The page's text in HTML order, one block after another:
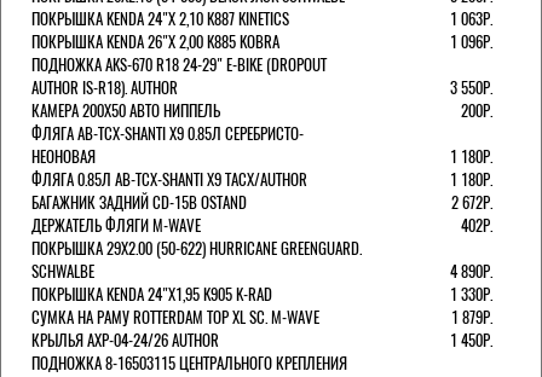
ПОКРЫШКА KENDA 24"Х 2,10 K887 KINETICS
1 063Р.
ПОКРЫШКА KENDA 26"Х 2,00 K885 KOBRA
1 096Р.
ПОДНОЖКА AKS-670 R18 24-29" E-BIKE (DROPOUT
AUTHOR IS-R18). AUTHOR
3 550Р.
КАМЕРА 200Х50 АВТО НИППЕЛЬ
200Р.
ФЛЯГА AB-TCX-SHANTI X9 0.85Л СЕРЕБРИСТО-
НЕОНОВАЯ
1 180Р.
ФЛЯГА 0.85Л AB-TCX-SHANTI X9 TACX/AUTHOR
1 180Р.
БАГАЖНИК ЗАДНИЙ CD-15B OSTAND
2 672Р.
ДЕРЖАТЕЛЬ ФЛЯГИ M-WAVE
402Р.
ПОКРЫШКА 29X2.00 (50-622) HURRICANE GREENGUARD.
SCHWALBE
4 890Р.
ПОКРЫШКА KENDA 24"Х1,95 K905 K-RAD
1 330Р.
СУМКА НА РАМУ ROTTERDAM TOP XL SC. M-WAVE
1 879Р.
КРЫЛЬЯ AXP-04-24/26 AUTHOR
1 450Р.
ПОДНОЖКА 8-16503115 ЦЕНТРАЛЬНОГО КРЕПЛЕНИЯ